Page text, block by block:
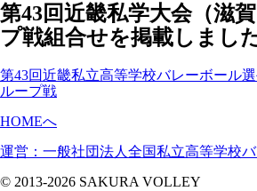
第43回近畿私学大会（滋
プ戦組合せを掲載しまし
第43回近畿私立高等学校バレーボール
ループ戦
HOMEへ
運営：一般社団法人全国私立高等学校
© 2013-2026 SAKURA VOLLEY